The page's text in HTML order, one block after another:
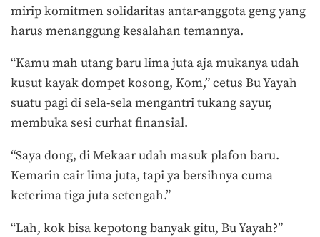
mirip komitmen solidaritas antar-anggota geng yang
harus menanggung kesalahan temannya.
“Kamu mah utang baru lima juta aja mukanya udah
kusut kayak dompet kosong, Kom,” cetus Bu Yayah
suatu pagi di sela-sela mengantri tukang sayur,
membuka sesi curhat finansial.
“Saya dong, di Mekaar udah masuk plafon baru.
Kemarin cair lima juta, tapi ya bersihnya cuma
keterima tiga juta setengah.”
“Lah, kok bisa kepotong banyak gitu, Bu Yayah?”